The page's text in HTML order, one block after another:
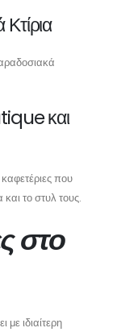
και
που
το στυλ τους.
στο
με ιδιαίτερη